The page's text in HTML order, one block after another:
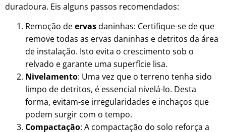
duradoura. Eis alguns passos recomendados:
Remoção deervasdaninhas: Certifique-se de que
remove todas as ervas daninhas e detritos da área
de instalação. Isto evita o crescimento sob o
relvado e garante uma superfície lisa.
Nivelamento: Uma vez que o terreno tenha sido
limpo de detritos, é essencial nivelá-lo. Desta
forma, evitam-se irregularidades e inchaços que
podem surgir com o tempo.
Compactação: A compactação do solo reforça a